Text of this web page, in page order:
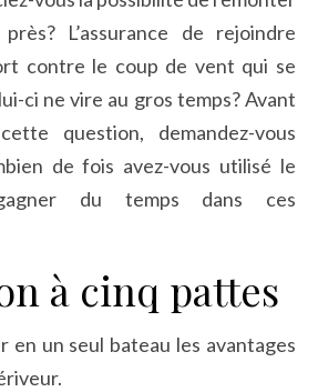
L’assurance de rejoindre
contre le coup de vent qui se
ci ne vire au gros temps? Avant
question, demandez-vous
de fois avez-vous utilisé le
du temps dans ces
à cinq pattes
en un seul bateau les avantages